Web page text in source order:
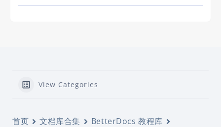
View Categories
首页 文档库合集
BetterDocs 教程库